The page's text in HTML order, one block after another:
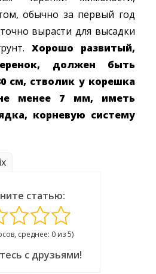
обычно за первый год
вырасти для высадки
Хорошо развитый,
должен быть
см, стволик у корешка
менее 7 мм, иметь
корневую систему
статью:
среднее: 0 из 5)
с друзьями!